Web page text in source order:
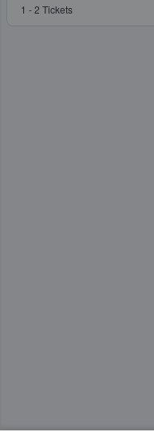
1 - 2 Tickets